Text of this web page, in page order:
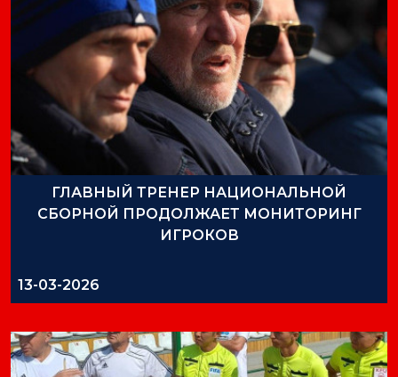
ГЛАВНЫЙ ТРЕНЕР НАЦИОНАЛЬНОЙ
СБОРНОЙ ПРОДОЛЖАЕТ МОНИТОРИНГ
ИГРОКОВ
13-03-2026